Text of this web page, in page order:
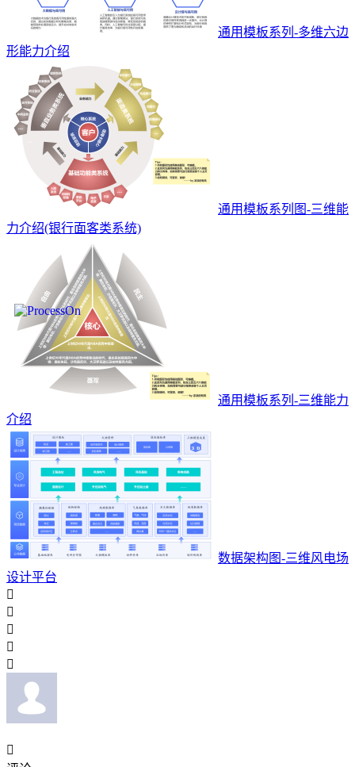
通用模板系列-多维六边
形能力介绍
通用模板系列图-三维能
力介绍(银行面客类系统)
通用模板系列-三维能力
介绍
数据架构图-三维风电场
设计平台





